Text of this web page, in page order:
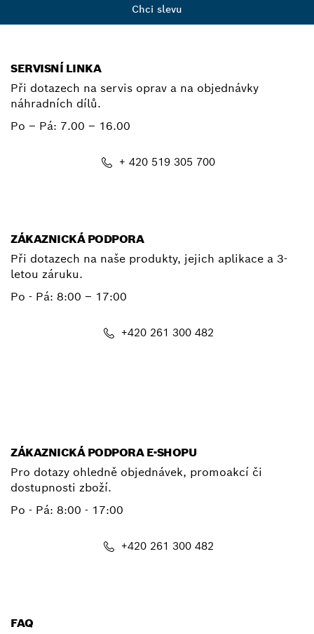
Chci slevu
SERVISNÍ LINKA
Při dotazech na servis oprav a na objednávky
náhradních dílů.
Po – Pá: 7.00 – 16.00
+ 420 519 305 700
ZÁKAZNICKÁ PODPORA
Při dotazech na naše produkty, jejich aplikace a 3-
letou záruku.
Po - Pá: 8:00 – 17:00
+420 261 300 482
ZÁKAZNICKÁ PODPORA E-SHOPU
Pro dotazy ohledně objednávek, promoakcí či
dostupnosti zboží.
Po - Pá: 8:00 - 17:00
+420 261 300 482
FAQ